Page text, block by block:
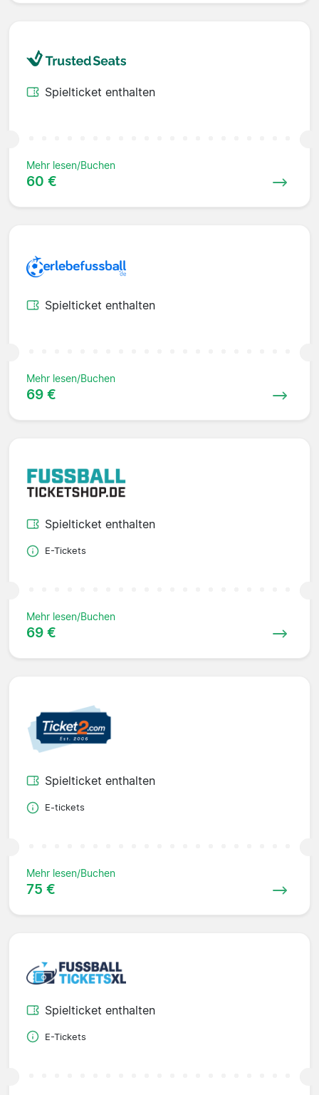
Spielticket enthalten
Mehr lesen/Buchen
60 €
Spielticket enthalten
Mehr lesen/Buchen
69 €
Spielticket enthalten
E-Tickets
Mehr lesen/Buchen
69 €
Spielticket enthalten
E-tickets
Mehr lesen/Buchen
75 €
Spielticket enthalten
E-Tickets